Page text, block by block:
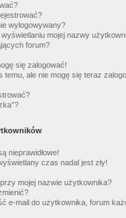
wylogowywany?
mojej nazwy
forum?
się zalogować!
temu, ale nie mogę się teraz
nieprawidłowe!
czas nadal jest zły!
mojej nazwie użytkownika?
e-mail do użytkownika, forum